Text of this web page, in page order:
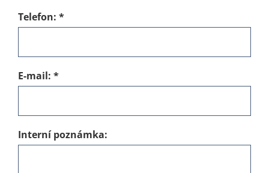
Telefon: *
E-mail: *
Interní poznámka: